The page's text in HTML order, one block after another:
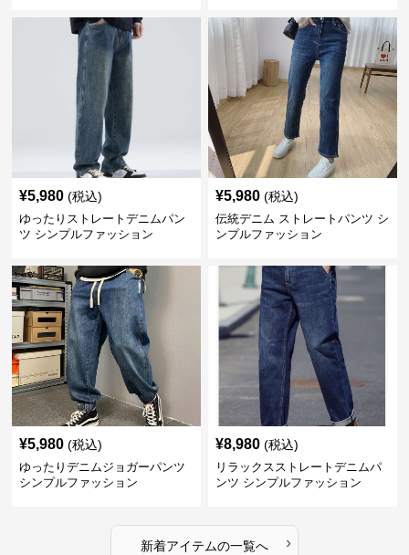
¥5,980 (税込)
ゆったりストレートデニムパン
ツ シンプルファッション
¥5,980 (税込)
伝統デニム ストレートパンツ シ
ンプルファッション
¥5,980 (税込)
ゆったりデニムジョガーパンツ
シンプルファッション
¥8,980 (税込)
リラックスストレートデニムパ
ンツ シンプルファッション
新着アイテムの一覧へ ›